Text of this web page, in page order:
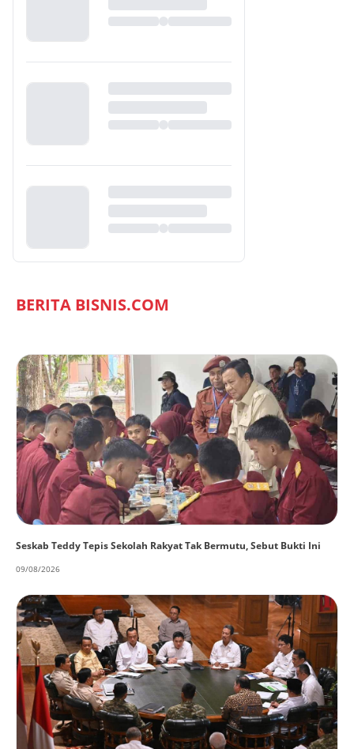
BERITA BISNIS.COM
Seskab Teddy Tepis Sekolah Rakyat Tak Bermutu, Sebut Bukti Ini
09/08/2026